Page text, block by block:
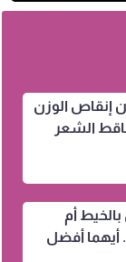
إنقاص الوزن
الشعر
أم
أيهما أفضل